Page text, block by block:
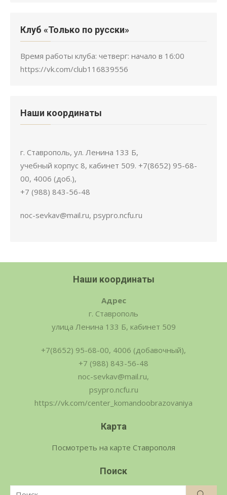
Клуб «Только по русски»
Время работы клуба: четверг: начало в 16:00
https://vk.com/club116839556
Наши координаты
г. Ставрополь, ул. Ленина 133 Б,
учебный корпус 8, кабинет 509. +7(8652) 95-68-
00, 4006 (доб.),
+7 (988) 843-56-48
noc-sevkav@mail.ru, psypro.ncfu.ru
Наши координаты
Адрес
г. Ставрополь
улица Ленина 133 Б, кабинет 509
+7(8652) 95-68-00, 4006 (добавочный),
+7 (988) 843-56-48
noc-sevkav@mail.ru,
psypro.ncfu.ru
https://vk.com/center_komandoobrazovaniya
Карта
Посмотреть на карте Ставрополя
Поиск